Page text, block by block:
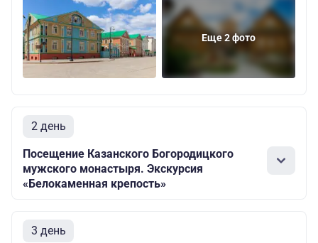
Еще 2 фото
2 день
Посещение Казанского Богородицкого
мужского монастыря. Экскурсия
«Белокаменная крепость»
3 день